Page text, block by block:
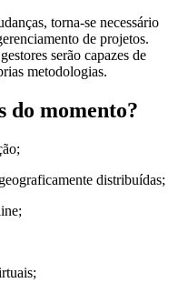
torna-se necessário
de projetos.
serão capazes de
metodologias.
do momento?
distribuídas;